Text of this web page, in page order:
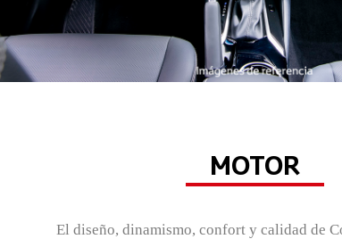
MOTOR
El diseño, dinamismo, confort y calidad de